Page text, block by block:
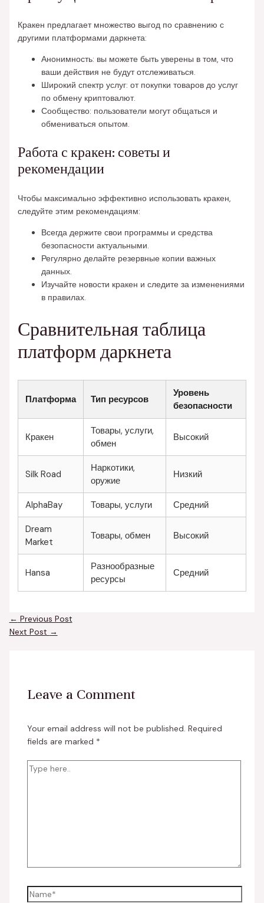
Кракен предлагает множество выгод по сравнению с
другими платформами даркнета:
Анонимность: вы можете быть уверены в том, что
ваши действия не будут отслеживаться.
Широкий спектр услуг: от покупки товаров до услуг
по обмену криптовалют.
Сообщество: пользователи могут общаться и
обмениваться опытом.
Работа с кракен: советы и
рекомендации
Чтобы максимально эффективно использовать кракен,
следуйте этим рекомендациям:
Всегда держите свои программы и средства
безопасности актуальными.
Регулярно делайте резервные копии важных
данных.
Изучайте новости кракен и следите за изменениями
в правилах.
Сравнительная таблица
платформ даркнета
Платформа Тип ресурсов
Уровень
безопасности
Кракен
Товары, услуги,
обмен
Высокий
Silk Road
Наркотики,
оружие
Низкий
AlphaBay Товары, услуги Средний
Dream
Market
Товары, обмен Высокий
Hansa
Разнообразные
ресурсы
Средний
← Previous Post
Next Post →
Leave a Comment
Your email address will not be published. Required
fields are marked *